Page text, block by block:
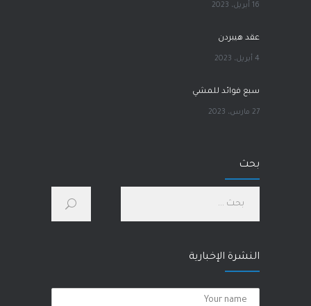
16 أبريل، 2023
عقد هيبردن
4 أبريل، 2023
سبع فوائد للمشي
27 مارس، 2023
1 مارس، 2023
كيف أحسّن صحتي الجسدية والنفسية؟
بحث
النشرة الإخبارية